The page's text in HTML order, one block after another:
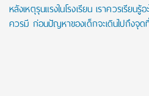
หลังเหตุรุนแรงในโรงเรียน เราควรเรียนรู้
ควรมี ก่อนปัญหาของเด็กจะเดินไปถึงจุด